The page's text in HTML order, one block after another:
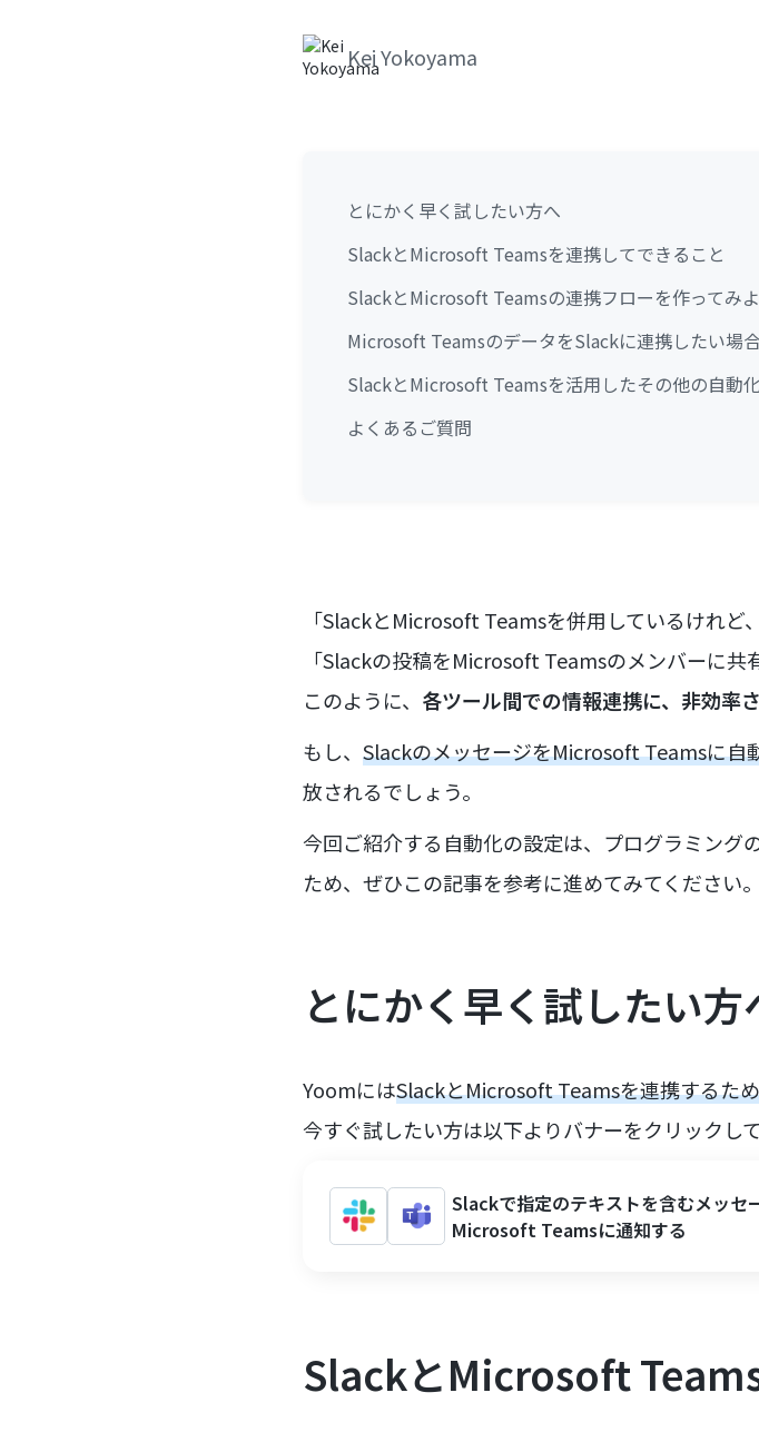
Kei Yokoyama
とにかく早く試したい方へ
SlackとMicrosoft Teamsを連携してできること
SlackとMicrosoft Teamsの連携フローを作ってみ
Microsoft TeamsのデータをSlackに連携したい場
SlackとMicrosoft Teamsを活用したその他の自動
よくあるご質問
「SlackとMicrosoft Teamsを併用しているけれど
「Slackの投稿をMicrosoft Teamsのメンバーに
このように、 各ツール間での情報連携に、非効率
もし、 SlackのメッセージをMicrosoft Teamsに自
放されるでしょう。
今回ご紹介する自動化の設定は、プログラミング
ため、ぜひこの記事を参考に進めてみてください。
とにかく早く試したい方
YoomにはSlackとMicrosoft Teamsを連携するた
今すぐ試したい方は以下よりバナーをクリックし
Slackで指定のテキストを含むメッセ
Microsoft Teamsに通知する
SlackとMicrosoft